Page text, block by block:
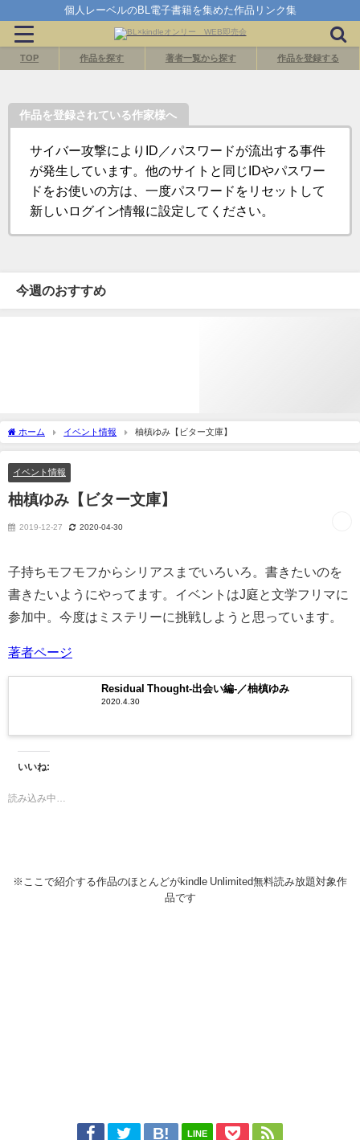
個人レーベルのBL電子書籍を集めた作品リンク集
TOP 作品を探す 著者一覧から探す 作品を登録する
作品を登録されている作家様へ
サイバー攻撃によりID／パスワードが流出する事件
が発生しています。他のサイトと同じIDやパスワー
ドをお使いの方は、一度パスワードをリセットして
新しいログイン情報に設定してください。
今週のおすすめ
ホーム イベント情報 柚槙ゆみ【ビター文庫】
イベント情報
柚槙ゆみ【ビター文庫】
2019-12-27 2020-04-30
子持ちモフモフからシリアスまでいろいろ。書きたいのを
書きたいようにやってます。イベントはJ庭と文学フリマに
参加中。今度はミステリーに挑戦しようと思っています。
著者ページ
Residual Thought-出会い編-／柚槙ゆみ
2020.4.30
いいね:
読み込み中…
※ここで紹介する作品のほとんどがkindle Unlimited無料読み放題対象作
品です
LINE